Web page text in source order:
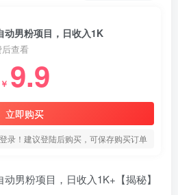
动男粉项目，日收入1K
查看
￥ 9.9
立即购买
录！建议登陆后购买，可保存购买订单
男粉项目，日收入1K+【揭秘】